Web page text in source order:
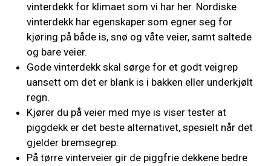
vinterdekk for klimaet som vi har her. Nordiske
vinterdekk har egenskaper som egner seg for
kjøring på både is, snø og våte veier, samt saltede
og bare veier.
Gode vinterdekk skal sørge for et godt veigrep
uansett om det er blank is i bakken eller underkjølt
regn.
Kjører du på veier med mye is viser tester at
piggdekk er det beste alternativet, spesielt når det
gjelder bremsegrep.
På tørre vinterveier gir de piggfrie dekkene bedre